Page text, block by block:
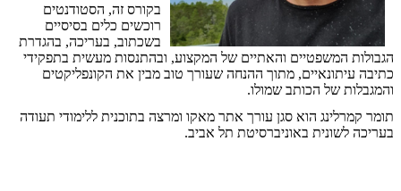
בקורס זה, הסטודנטים
רוכשים כלים בסיסיים
בשכתוב, בעריכה, בהגדרת
הגבולות המשפטיים והאתיים של המקצוע, ובהתנסות מעשית בתפקידי
כתיבה עיתונאיים, מתוך ההנחה שעורך טוב מבין את הקונפליקטים
והמגבלות של הכותב שמולו.
תומר קמרלינג הוא סגן עורך אתר מאקו ומרצה בתוכנית ללימודי תעודה
בעריכה לשונית באוניברסיטת תל אביב.